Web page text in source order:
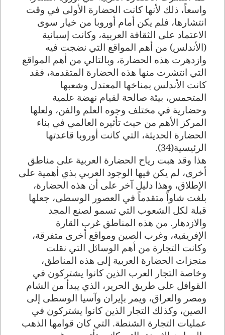
واسعاً، ذلك لأنها كانت الحضارة الأولى في وقت
انتشارها، فلم يكن أمام أوروبا من خيار سوى
الاعتماد على الثقافة العربية، وكانت إسبانية
(الأندلس) من أهم المواقع التي نضجت فيه
وازدهرت هذه الحضارة، وبالتالي من أهم المواقع
التي انتشرت منها هذه الحضارة المتقدمة، فقد
كانت الأندلس بمناخها المعتدل وشعبها
المتحمس، بيئة صالحة لقيام نهضة علمية
وحضارية في مختلف وجوه العلم والفن، ولعلها
المركز الأهم من حيث تأثيره العالمي في بناء
الحضارة الحديثة، التي كانت أوروبا قاعدتها
الرئيسية(34).
هذا وقد هبت رياح الحضارة العربية على مناطق
أخرى، لم يكن فيها الوجود العربي بذي أهمية على
الإطلاق، وهذا دليل آخر على أن هذه الحضارة،
بلغت شاواً متقدماً في العصور الوسطى، جعلها
قبلة لكل الشعوب التي تسمو لصنع المجد
والازدهار. من هذه المناطق غرب القارة
الإفريقية، وغرب الصين ومواقع أخرى متفرقة،
وكانت التجارة من أهم الوسائل التي نقلت
منجزات الحضارة العربية إلى هذه المناطق،
وخاصة التجار العرب الذين كانوا يشتركون في
القوافل على طريق الحرير، الذي يبدأ من الشام
ومصر والعراق، ويمر بإيران وآسيا الوسطى إلى
الصين، وكذلك التجار الذين كانوا يشتركون في
عمليات التجارة الشنطة. التي كان قوامها الذهب